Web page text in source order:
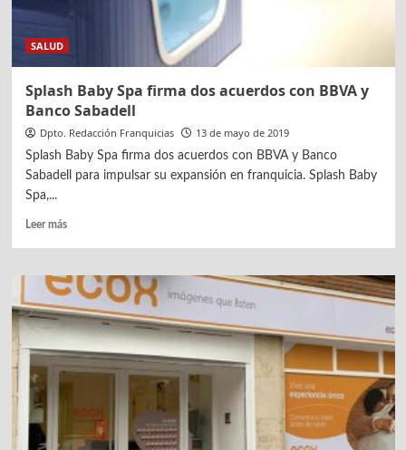
SALUD
Splash Baby Spa firma dos acuerdos con BBVA y
Banco Sabadell
Dpto. Redacción Franquicias 13 de mayo de 2019
Splash Baby Spa firma dos acuerdos con BBVA y Banco
Sabadell para impulsar su expansión en franquicia. Splash Baby
Spa,...
Leer másLeer
Splash
Baby
Spa
firma
dos
acuerdos
Banco
Sabadell